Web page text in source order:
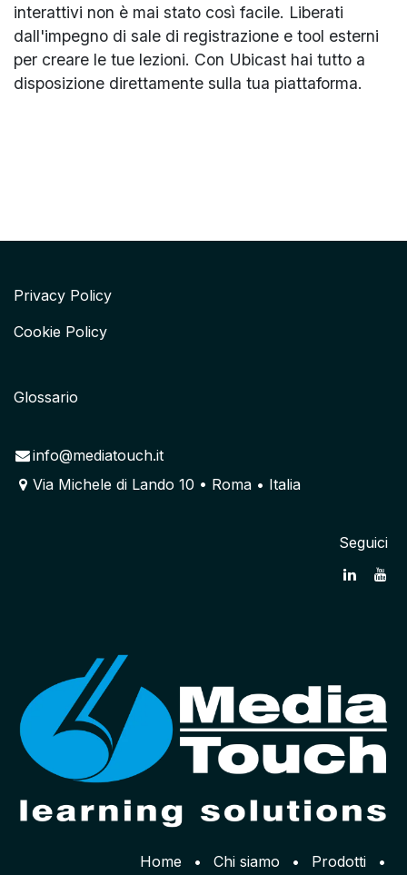
interattivi non è mai stato così facile. Liberati
dall'impegno di sale di registrazione e tool esterni
per creare le tue lezioni. Con Ubicast hai tutto a
disposizione direttamente sulla tua piattaforma.
Privacy Policy
Cookie Policy
Glossario
info@mediatouch.it
Via Michele di Lando 10 • Roma • Italia
Seguici
Home • Chi siamo • Prodotti
•